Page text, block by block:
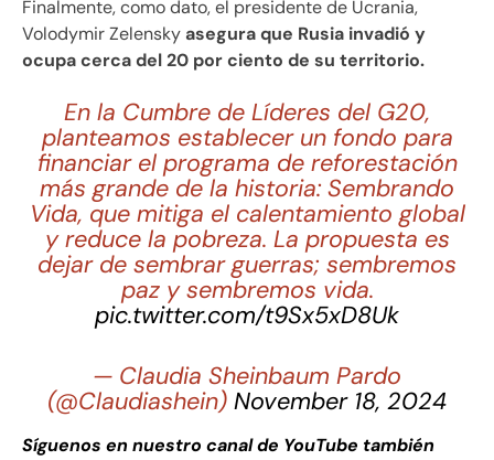
Finalmente, como dato, el presidente de Ucrania,
Volodymir Zelenskyasegura que Rusia invadió y
ocupa cerca del 20 por ciento de su territorio.
En la Cumbre de Líderes del G20,
planteamos establecer un fondo para
financiar el programa de reforestación
más grande de la historia: Sembrando
Vida, que mitiga el calentamiento global
y reduce la pobreza. La propuesta es
dejar de sembrar guerras; sembremos
paz y sembremos vida.
pic.twitter.com/t9Sx5xD8Uk
— Claudia Sheinbaum Pardo
(@Claudiashein) November 18, 2024
Síguenos en nuestro canal de YouTube también